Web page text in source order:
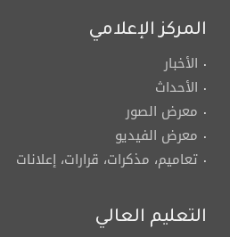
المركز الإعلامي
الأخبار
الأحداث
معرض الصور
معرض الفيديو
تعاميم، مذكرات، قرارات، إعلانات
التعليم العالي